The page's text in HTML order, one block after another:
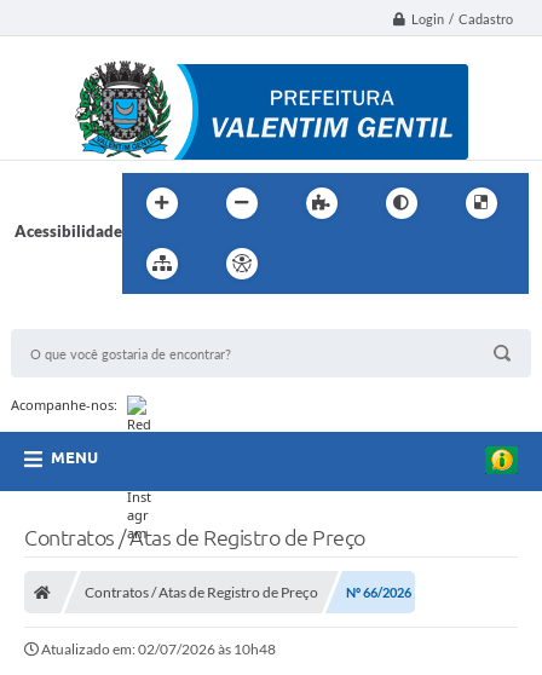
Login / Cadastro
Acessibilidade
Acompanhe-nos:
MENU
Contratos / Atas de Registro de Preço
Contratos / Atas de Registro de Preço Nº 66/2026
Atualizado em: 02/07/2026 às 10h48